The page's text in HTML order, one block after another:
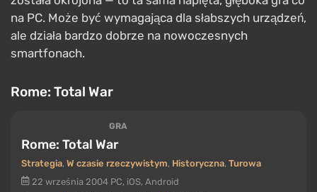
na PC. Może być wymagająca dla słabszych urządzeń,
ale działa bardzo dobrze na nowoczesnych
smartfonach.
Rome: Total War
GRA
Rome: Total War
Strategia, W czasie rzeczywistym, Historyczna, Turowa
22 września 2004 PC, iOS, Android